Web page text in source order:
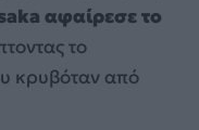
αφαίρεσε το
το
κρυβόταν από